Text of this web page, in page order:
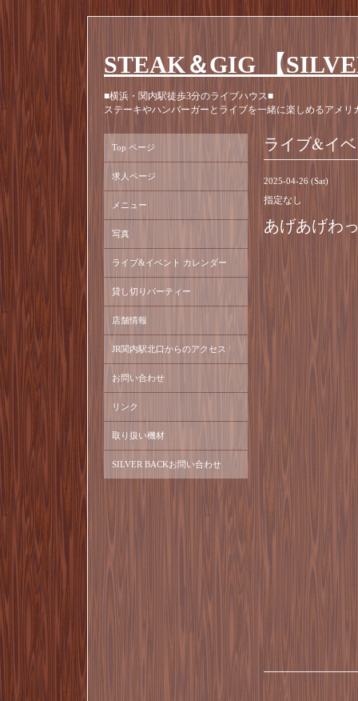
STEAK＆GIG 【
■横浜・関内駅徒歩3分のライブハウス■
ステーキやハンバーガーとライブを一緒に楽しめるアメリ
ライブ&イ
2025-04-26 (Sat)
指定なし
あげあげわ
Top ページ
求人ページ
メニュー
写真
ライブ&イベント カレンダー
貸し切りパーティー
店舗情報
JR関内駅北口からのアクセス
お問い合わせ
リンク
取り扱い機材
SILVER BACKお問い合わせ